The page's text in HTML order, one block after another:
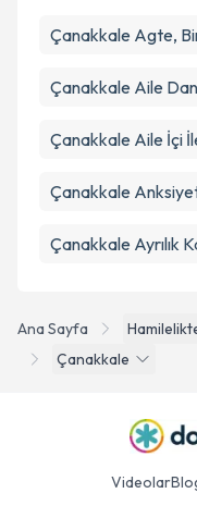
Ana Sayfa
Çanakkale
Çanakkale Agte,
Çanakkale Aile
Çanakkale Aile İçi
Çanakkale
Çanakkale Ayrılık
Videolar